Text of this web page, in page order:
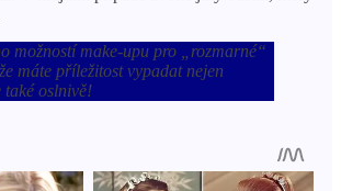
možností make-upu pro „rozmarné“
máte příležitost vypadat nejen
oslnivě!